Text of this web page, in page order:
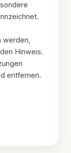
werden,
Hinweis.
entfernen.